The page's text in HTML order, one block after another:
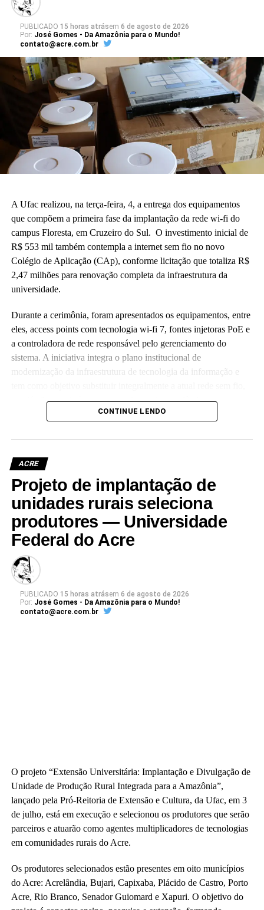
PUBLICADO 15 horas atrásem 6 de agosto de 2026
Por: José Gomes - Da Amazônia para o Mundo!
contato@acre.com.br
A Ufac realizou, na terça-feira, 4, a entrega dos equipamentos
que compõem a primeira fase da implantação da rede wi-fi do
campus Floresta, em Cruzeiro do Sul. O investimento inicial de
R$ 553 mil também contempla a internet sem fio no novo
Colégio de Aplicação (CAp), conforme licitação que totaliza R$
2,47 milhões para renovação completa da infraestrutura da
universidade.
Durante a cerimônia, foram apresentados os equipamentos, entre
eles, access points com tecnologia wi-fi 7, fontes injetoras PoE e
a controladora de rede responsável pelo gerenciamento do
sistema. A iniciativa integra o plano institucional de
modernização da infraestrutura de tecnologia da informação e
que já não atende às crescentes demandas acadêmicas e
administrativas da universidade.
Leia Mais: UFAC
CONTINUE LENDO
ACRE
Projeto de implantação de
unidades rurais seleciona
produtores — Universidade
Federal do Acre
PUBLICADO 15 horas atrásem 6 de agosto de 2026
Por: José Gomes - Da Amazônia para o Mundo!
contato@acre.com.br
O projeto “Extensão Universitária: Implantação e Divulgação de
Unidade de Produção Rural Integrada para a Amazônia”,
lançado pela Pró-Reitoria de Extensão e Cultura, da Ufac, em 3
de julho, está em execução e selecionou os produtores que serão
parceiros e atuarão como agentes multiplicadores de tecnologias
em comunidades rurais do Acre.
Os produtores selecionados estão presentes em oito municípios
do Acre: Acrelândia, Bujari, Capixaba, Plácido de Castro, Porto
Acre, Rio Branco, Senador Guiomard e Xapuri. O objetivo do